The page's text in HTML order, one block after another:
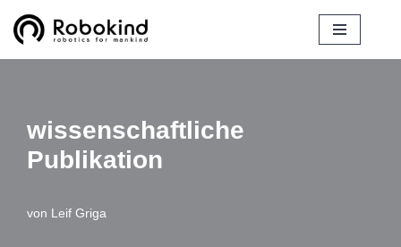
Zum
wissenschaftliche
Publikation
von Leif Griga